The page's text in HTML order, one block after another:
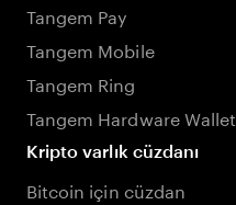
Tangem Pay
Tangem Mobile
Tangem Ring
Tangem Hardware Wallet
Kripto varlık cüzdanı
Bitcoin için cüzdan